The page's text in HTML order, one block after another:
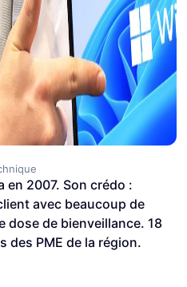
en 2007. Son crédo :
avec beaucoup de
dose de bienveillance. 18
des PME de la région.